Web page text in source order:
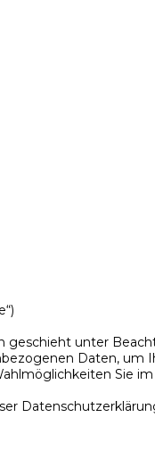
unter
Daten,
Sie